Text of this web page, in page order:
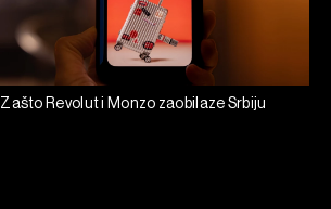
Zašto Revolut i Monzo zaobilaze Srbiju